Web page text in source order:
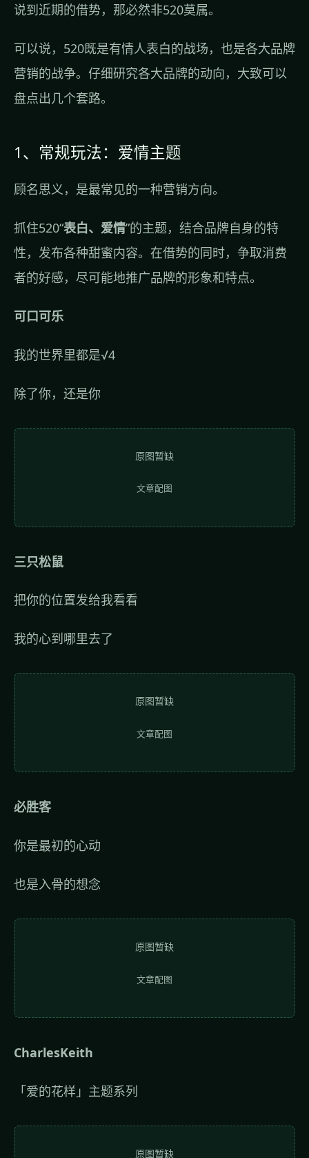
说到近期的借势，那必然非520莫属。
可以说，520既是有情人表白的战场，也是各大品牌
营销的战争。仔细研究各大品牌的动向，大致可以
盘点出几个套路。
1、常规玩法：爱情主题
顾名思义，是最常见的一种营销方向。
抓住520“表白、爱情”的主题，结合品牌自身的特
性，发布各种甜蜜内容。在借势的同时，争取消费
者的好感，尽可能地推广品牌的形象和特点。
可口可乐
我的世界里都是√4
除了你，还是你
原图暂缺
文章配图
三只松鼠
把你的位置发给我看看
我的心到哪里去了
原图暂缺
文章配图
必胜客
你是最初的心动
也是入骨的想念
原图暂缺
文章配图
CharlesKeith
「爱的花样」主题系列
原图暂缺